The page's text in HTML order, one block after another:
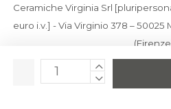
Ceramiche Virginia Srl
euro i.v.] - Via Virginio 378 –
C.F. e P.IVA: IT00436100481